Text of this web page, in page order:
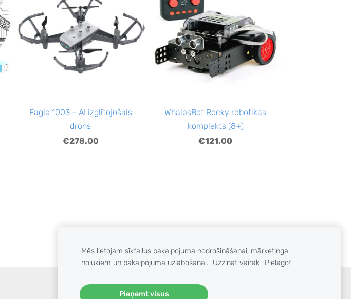
Eagle 1003 – AI izglītojošais
drons
€278.00
WhalesBot Rocky robotikas
komplekts (8+)
€121.00
Mēs lietojam sīkfailus pakalpojuma nodrošināšanai, mārketinga
nolūkiem un pakalpojuma uzlabošanai. Uzzināt vairāk Pielāgot
Pieņemt visus